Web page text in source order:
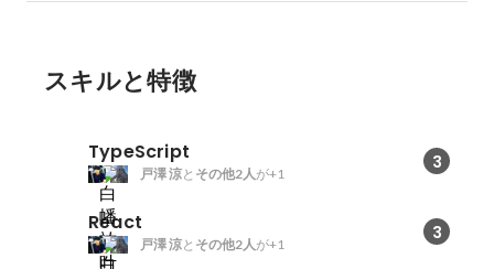
スキルと特徴
TypeScript 3
戸澤 涼と その他2人が+1
React 3
戸澤 涼と その他2人が+1